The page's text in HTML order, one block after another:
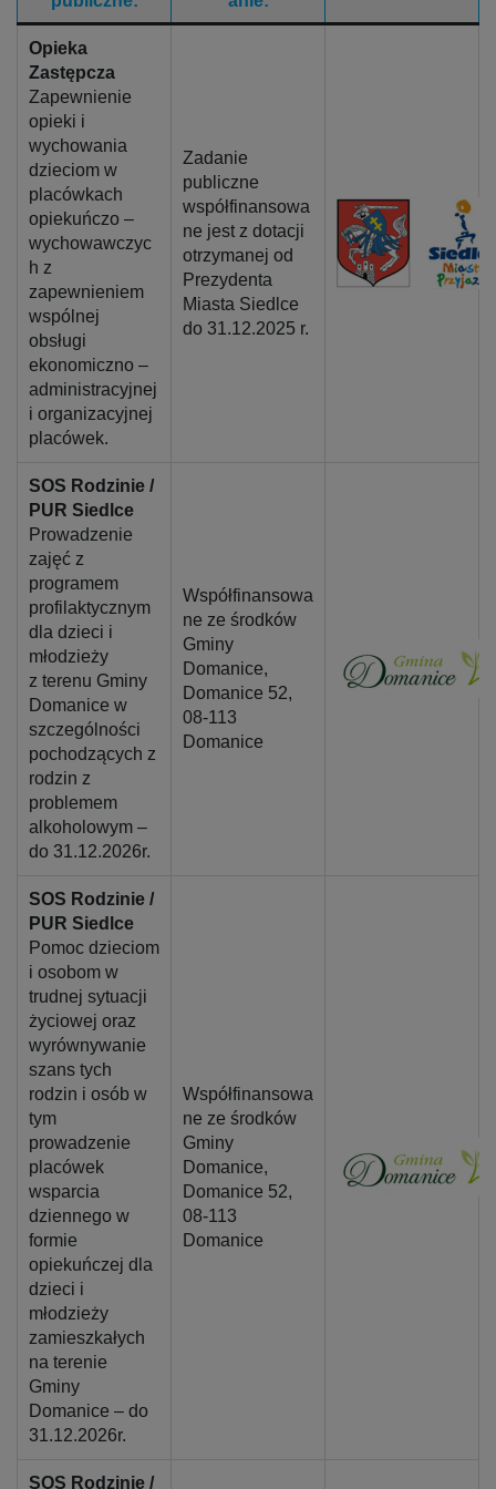
Opieka
Zastępcza
Zapewnienie
opieki i
wychowania
dzieciom w
placówkach
opiekuńczo –
wychowawczyc
h z
zapewnieniem
wspólnej
obsługi
ekonomiczno –
administracyjnej
i organizacyjnej
placówek.
Zadanie
publiczne
współfinansowa
ne jest z dotacji
otrzymanej od
Prezydenta
Miasta Siedlce
do 31.12.2025 r.
SOS Rodzinie /
PUR Siedlce
Prowadzenie
zajęć z
programem
profilaktycznym
dla dzieci i
młodzieży
z terenu Gminy
Domanice w
szczególności
pochodzących z
rodzin z
problemem
alkoholowym –
do 31.12.2026r.
Współfinansowa
ne ze środków
Gminy
Domanice,
Domanice 52,
08-113
Domanice
SOS Rodzinie /
PUR Siedlce
Pomoc dzieciom
i osobom w
trudnej sytuacji
życiowej oraz
wyrównywanie
szans tych
rodzin i osób w
tym
prowadzenie
placówek
wsparcia
dziennego w
formie
opiekuńczej dla
dzieci i
młodzieży
zamieszkałych
na terenie
Gminy
Domanice – do
31.12.2026r.
Współfinansowa
ne ze środków
Gminy
Domanice,
Domanice 52,
08-113
Domanice
SOS Rodzinie /